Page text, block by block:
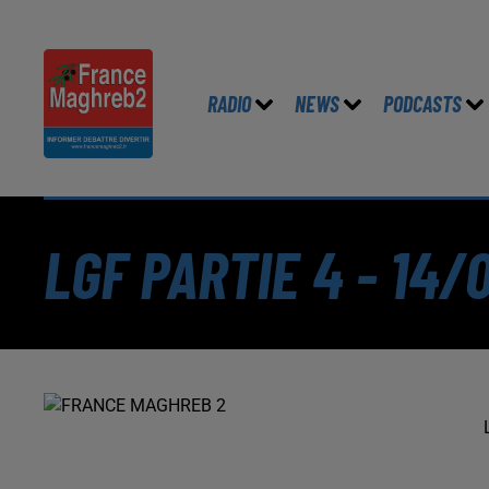
RADIO NEWS PODCASTS
LGF PARTIE 4 -